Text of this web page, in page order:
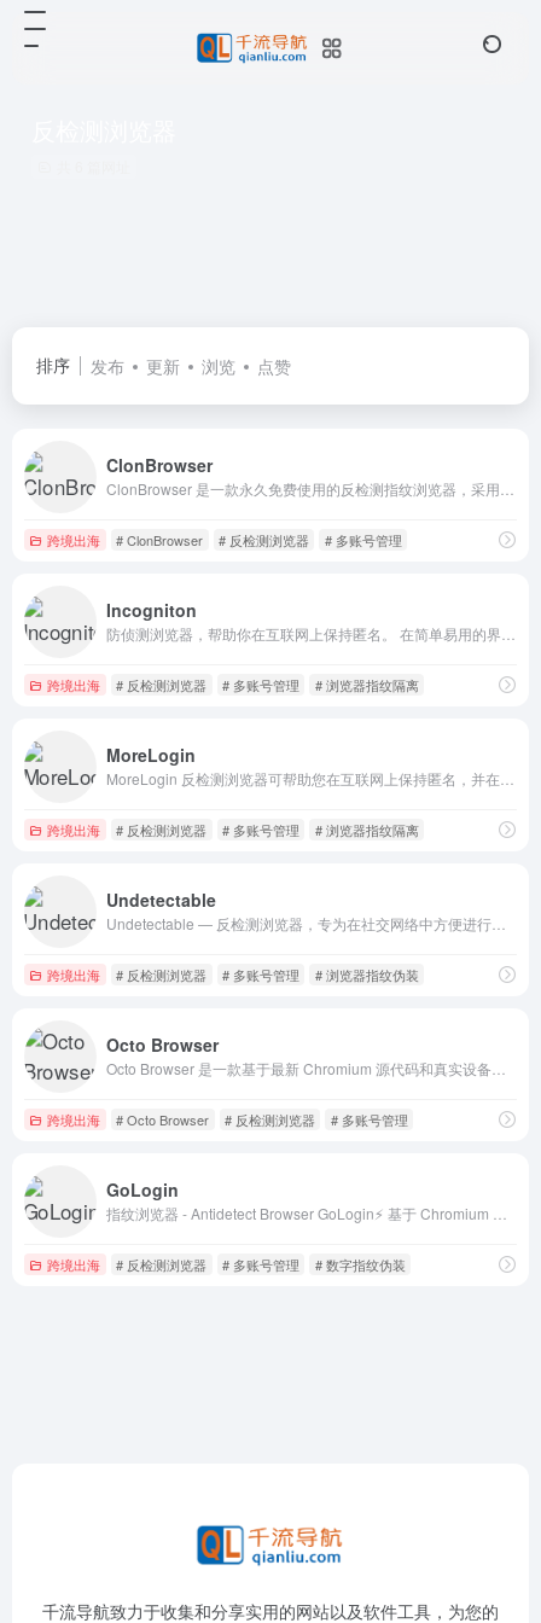
排序 发布 更新 浏览 点赞
ClonBrowser
跨境出海 # ClonBrowser # 反检测浏览器 # 多账号管理
Incogniton
跨境出海 # 反检测浏览器 # 多账号管理 # 浏览器指纹隔离
MoreLogin
跨境出海 # 反检测浏览器 # 多账号管理 # 浏览器指纹隔离
Undetectable
跨境出海 # 反检测浏览器 # 多账号管理 # 浏览器指纹伪装
Octo Browser
跨境出海 # Octo Browser # 反检测浏览器 # 多账号管理
GoLogin
跨境出海 # 反检测浏览器 # 多账号管理 # 数字指纹伪装
千流导航致力于收集和分享实用的网站以及软件工具，为您的